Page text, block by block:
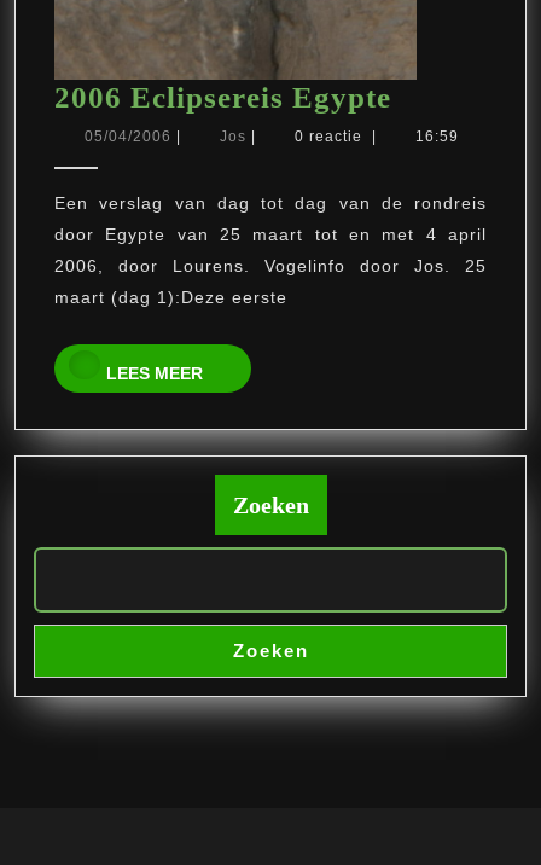
2006 Eclipsereis Egypte
05/04/2006 05/04/2006
Jos Jos 0 reactie 16:59
Een verslag van dag tot dag van de rondreis
door Egypte van 25 maart tot en met 4 april
2006, door Lourens. Vogelinfo door Jos. 25
maart (dag 1):Deze eerste
LEES MEER
LEES
MEER
Zoeken
Zoeken